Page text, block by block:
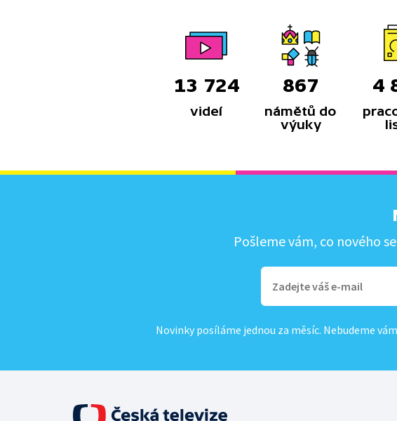
13 724
videí
867
námětů do
výuky
4
Pošleme vám, co nového
Novinky posíláme jednou za měsíc. Nebudeme